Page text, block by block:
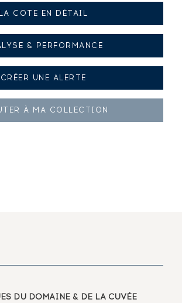
LA COTE EN DÉTAIL
& PERFORMANCE
CRÉER UNE ALERTE
À MA COLLECTION
DU DOMAINE & DE LA CUVÉE